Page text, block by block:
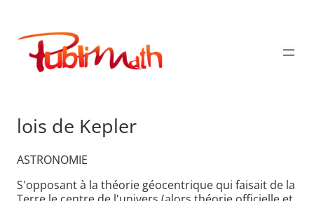
contenu
Publimath
lois de Kepler
ASTRONOMIE
S'opposant à la théorie géocentrique qui faisait de la